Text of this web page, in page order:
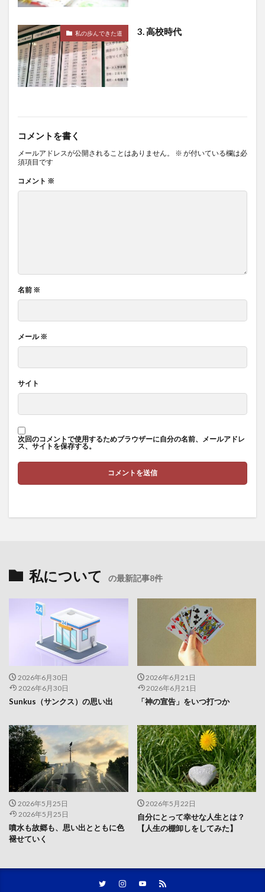
私の歩んできた道 3. 高校時代
コメントを書く
メールアドレスが公開されることはありません。 ※ が付いている欄は必
須項目です
コメント ※
名前 ※
メール※
サイト
次回のコメントで使用するためブラウザーに自分の名前、メールアドレ
ス、サイトを保存する。
私について の最新記事8件
2026年6月30日
2026年6月30日
Sunkus（サンクス）の思い出
2026年6月21日
2026年6月21日
「神の宣告」をいつ打つか
2026年5月25日
2026年5月25日
噴水も故郷も、思い出とともに色
褪せていく
2026年5月22日
自分にとって幸せな人生とは？
【人生の棚卸しをしてみた】